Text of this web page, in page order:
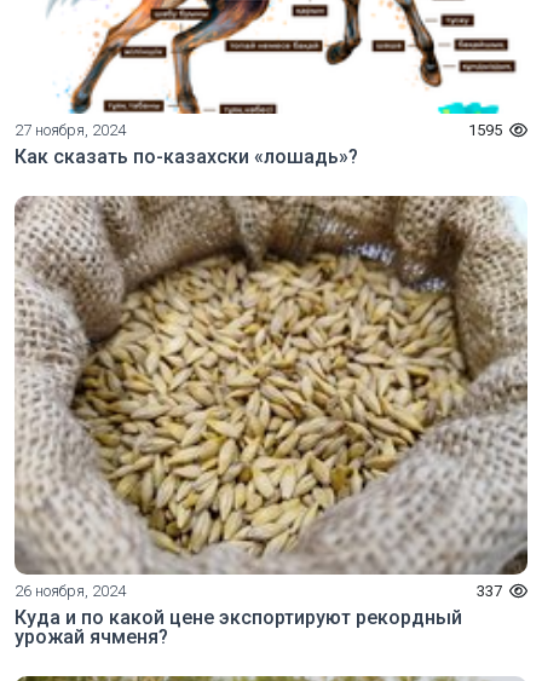
27 ноября, 2024 1595
Как сказать по-казахски «лошадь»?
26 ноября, 2024 337
Куда и по какой цене экспортируют рекордный
урожай ячменя?